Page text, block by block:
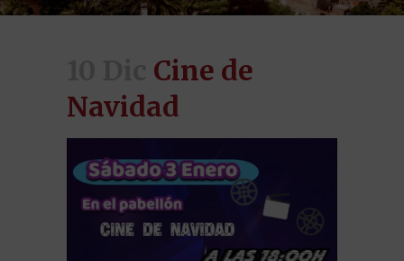
Cine de
Navidad